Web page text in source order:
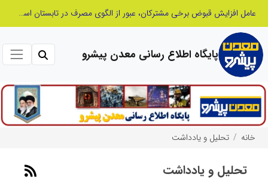
عامل افزایش قبوض برخی مشترکان، عبور از الگوی مصرف در تابستان است/ افزایش تعرفه نداشتیم
پایگاه اطلاع رسانی معدن پیشرو
خانه تحلیل و یادداشت
تحلیل و یادداشت